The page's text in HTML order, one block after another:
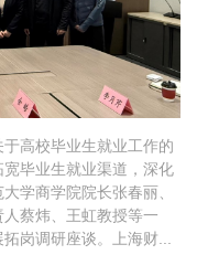
高校毕业生就业工作的
毕业生就业渠道，深化
学商学院院长张春丽、
蔡炜、王虹教授等一
岗调研座谈。上海财...